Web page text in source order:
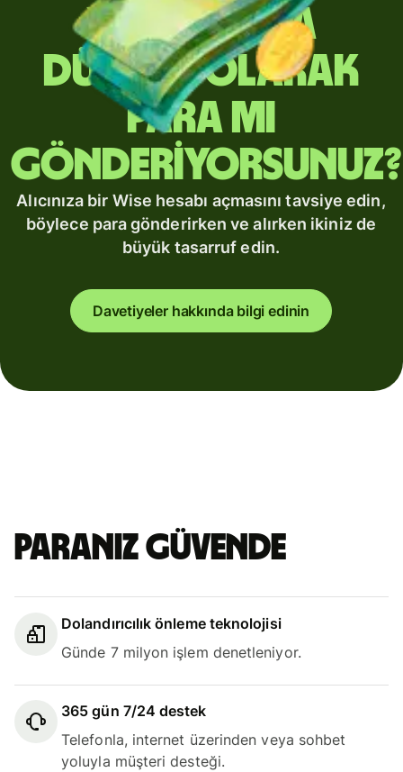
Yurt dışına
düzenli olarak
para mı
gönderiyorsunuz?
Alıcınıza bir Wise hesabı açmasını tavsiye edin,
böylece para gönderirken ve alırken ikiniz de
büyük tasarruf edin.
Davetiyeler hakkında bilgi edinin
Paranız güvende
Dolandırıcılık önleme teknolojisi
Günde 7 milyon işlem denetleniyor.
365 gün 7/24 destek
Telefonla, internet üzerinden veya sohbet
yoluyla müşteri desteği.